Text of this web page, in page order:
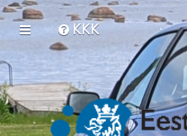
KKK